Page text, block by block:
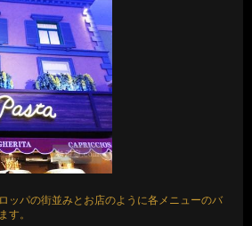
ッパの街並みとお店のように各メニューのバ
す。